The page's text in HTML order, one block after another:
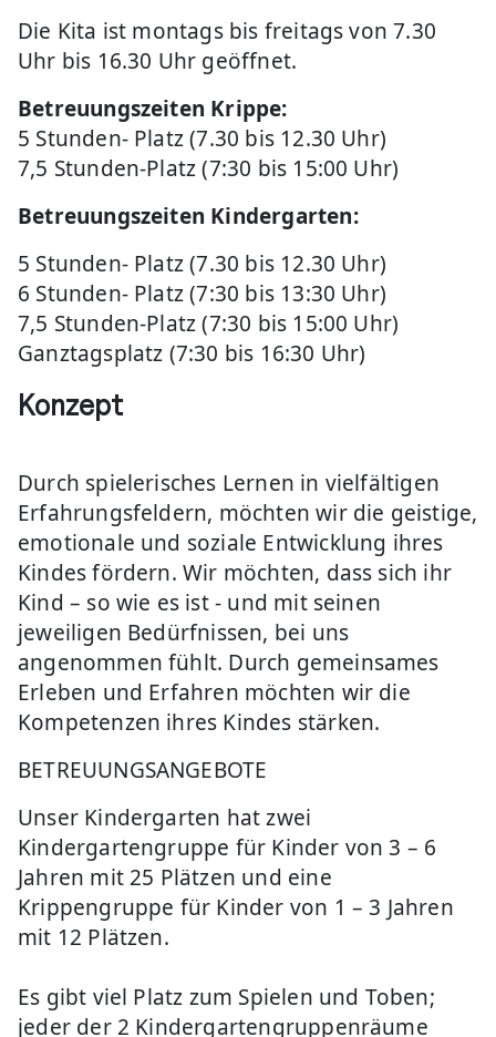
Die Kita ist montags bis freitags von 7.30
Uhr bis 16.30 Uhr geöffnet.
Betreuungszeiten Krippe:
5 Stunden- Platz (7.30 bis 12.30 Uhr)
7,5 Stunden-Platz (7:30 bis 15:00 Uhr)
Betreuungszeiten Kindergarten:
5 Stunden- Platz (7.30 bis 12.30 Uhr)
6 Stunden- Platz (7:30 bis 13:30 Uhr)
7,5 Stunden-Platz (7:30 bis 15:00 Uhr)
Ganztagsplatz (7:30 bis 16:30 Uhr)
Konzept
Durch spielerisches Lernen in vielfältigen
Erfahrungsfeldern, möchten wir die geistige,
emotionale und soziale Entwicklung ihres
Kindes fördern. Wir möchten, dass sich ihr
Kind – so wie es ist - und mit seinen
jeweiligen Bedürfnissen, bei uns
angenommen fühlt. Durch gemeinsames
Erleben und Erfahren möchten wir die
Kompetenzen ihres Kindes stärken.
BETREUUNGSANGEBOTE
Unser Kindergarten hat zwei
Kindergartengruppe für Kinder von 3 – 6
Jahren mit 25 Plätzen und eine
Krippengruppe für Kinder von 1 – 3 Jahren
mit 12 Plätzen.
Es gibt viel Platz zum Spielen und Toben;
jeder der 2 Kindergartengruppenräume